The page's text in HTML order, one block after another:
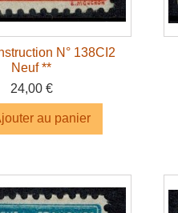
N° 138CI2
Neuf **
24,00 €
au panier